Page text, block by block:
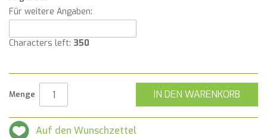
Für weitere Angaben:
Characters left: 350
Menge IN DEN WARENKORB
Auf den Wunschzettel